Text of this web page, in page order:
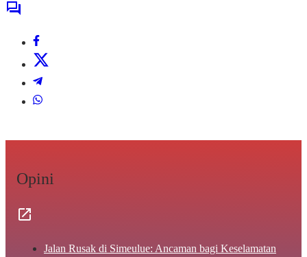
Opini
Jalan Rusak di Simeulue: Ancaman bagi Keselamatan